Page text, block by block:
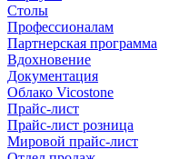
Столы
Профессионалам
Партнерская программа
Вдохновение
Документация
Облако Vicostone
Прайс-лист
Прайс-лист розница
Мировой прайс-лист